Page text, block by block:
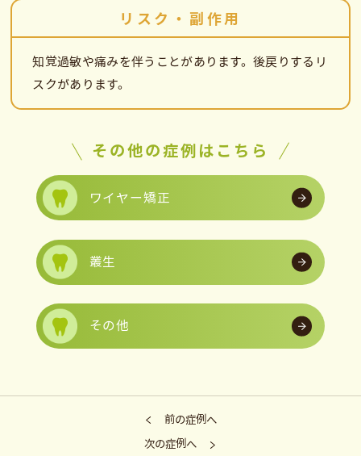
リスク・副作用
知覚過敏や痛みを伴うことがあります。後戻りするリ
スクがあります。
その他の症例はこちら
ワイヤー矯正
叢生
その他
前の症例へ
次の症例へ